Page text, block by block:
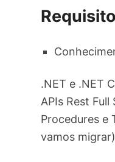
.NET e .NET
APIs Rest
Procedures e
vamos